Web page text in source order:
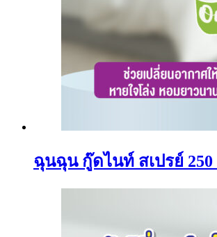
ฉุนฉุน กู๊ดไนท์ สเปรย์ 250